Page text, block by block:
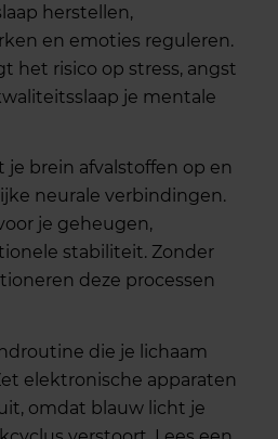
herstellen,
en emoties reguleren.
het risico op stress, angst
je mentale
je brein afvalstoffen op en
neurale verbindingen.
je geheugen,
stabiliteit. Zonder
deze processen
die je lichaam
elektronische apparaten
omdat blauw licht je